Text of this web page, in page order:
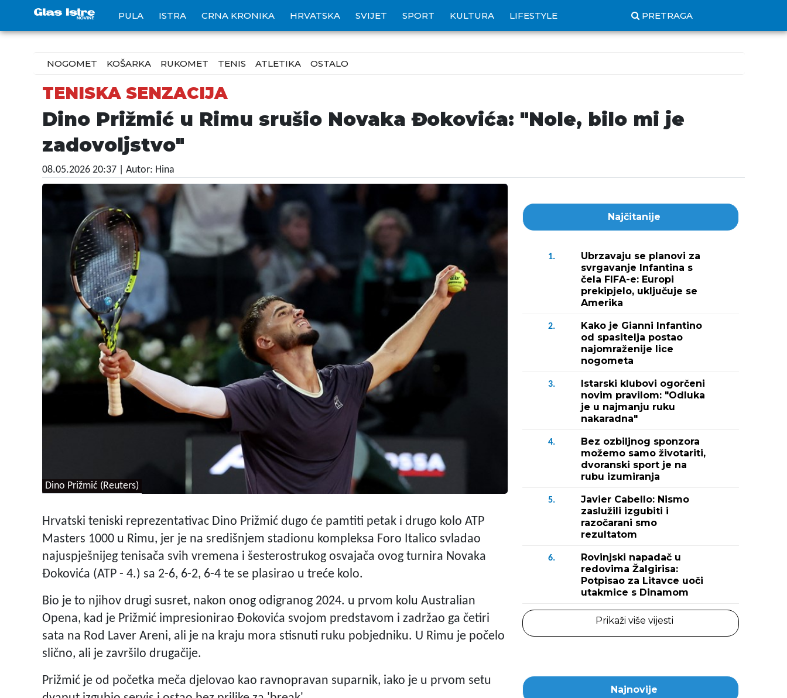
PULA ISTRA CRNA KRONIKA HRVATSKA SVIJET SPORT KULTURA LIFESTYLE PRETRAGA
NOGOMET KOŠARKA RUKOMET TENIS ATLETIKA OSTALO
TENISKA SENZACIJA
Dino Prižmić u Rimu srušio Novaka Đokovića: "Nole, bilo mi je
zadovoljstvo"
08.05.2026 20:37 | Autor: Hina
Dino Prižmić (Reuters)
Hrvatski teniski reprezentativac Dino Prižmić dugo će pamtiti petak i drugo kolo ATP
Masters 1000 u Rimu, jer je na središnjem stadionu kompleksa Foro Italico svladao
najuspješnijeg tenisača svih vremena i šesterostrukog osvajača ovog turnira Novaka
Đokovića (ATP - 4.) sa 2-6, 6-2, 6-4 te se plasirao u treće kolo.
Bio je to njihov drugi susret, nakon onog odigranog 2024. u prvom kolu Australian
Opena, kad je Prižmić impresionirao Đokovića svojom predstavom i zadržao ga četiri
sata na Rod Laver Areni, ali je na kraju mora stisnuti ruku pobjedniku. U Rimu je počelo
slično, ali je završilo drugačije.
Prižmić je od početka meča djelovao kao ravnopravan suparnik, iako je u prvom setu
Najčitanije
1.
Ubrzavaju se planovi za
svrgavanje Infantina s
čela FIFA-e: Europi
prekipjelo, uključuje se
Amerika
2.
Kako je Gianni Infantino
od spasitelja postao
najomraženije lice
nogometa
3.
Istarski klubovi ogorčeni
novim pravilom: "Odluka
je u najmanju ruku
nakaradna"
4.
Bez ozbiljnog sponzora
možemo samo životariti,
dvoranski sport je na
rubu izumiranja
5.
Javier Cabello: Nismo
zaslužili izgubiti i
razočarani smo
rezultatom
6.
Rovinjski napadač u
redovima Žalgirisa:
Potpisao za Litavce uoči
utakmice s Dinamom
Prikaži više vijesti
Najnovije